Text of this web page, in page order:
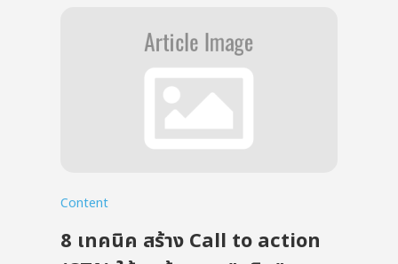
Content
8 เทคนิค สร้าง Call to action